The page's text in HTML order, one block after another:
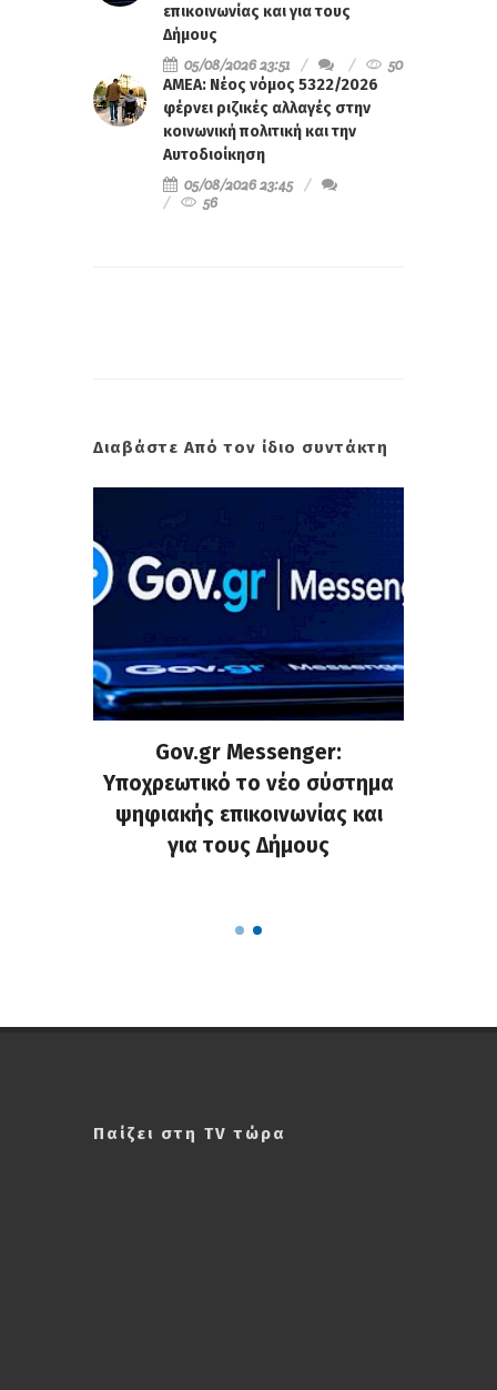
επικοινωνίας και για τους
Δήμους
05/08/2026 23:51
50
ΑΜΕΑ: Νέος νόμος 5322/2026
φέρνει ριζικές αλλαγές στην
κοινωνική πολιτική και την
Αυτοδιοίκηση
05/08/2026 23:45
56
Διαβάστε Από τον ίδιο συντάκτη
Gov.gr Messenger:
Υποχρεωτικό το νέο σύστημα
ψηφιακής επικοινωνίας και
για τους Δήμους
Παίζει στη TV τώρα